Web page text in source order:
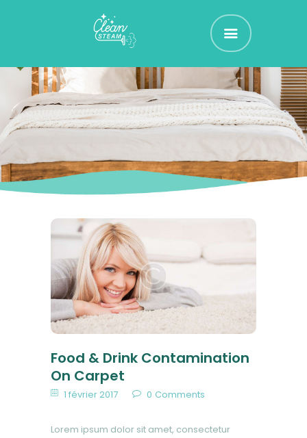
CLEAN STEAM
Nettoyage et Assainissement de vos Textiles d'Ammeublement
ACCUEIL
RÉSERVEZ !
TARIFS
CONTACT
Food & Drink Contamination
On Carpet
1 février 2017 0 Comments
Lorem ipsum dolor sit amet, consectetur